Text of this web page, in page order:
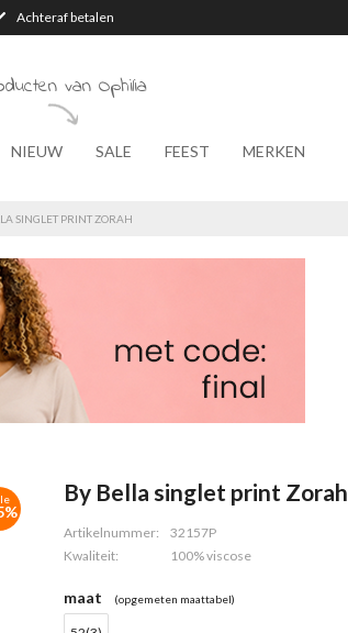
Achteraf betalen
van Ophilia
NIEUW SALE FEEST MERKEN
SINGLET PRINT ZORAH
By Bella singlet print Zorah
Artikelnummer:
32157P
Kwaliteit:
100% viscose
maat (opgemeten maattabel)